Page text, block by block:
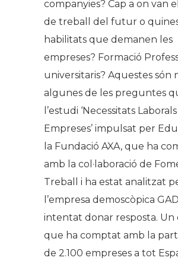
companyies? Cap a on van
de treball del futur o
habilitats que demanen les
empreses? Formació
universitaris? Aquestes són
algunes de les preguntes
l’estudi ‘Necessitats
Empreses’ impulsat per
la Fundació AXA, que ha
amb la col·laboració de
Treball i ha estat analitzat
l’empresa demoscòpica
intentat donar resposta. Un
que ha comptat amb la
de 2.100 empreses a tot